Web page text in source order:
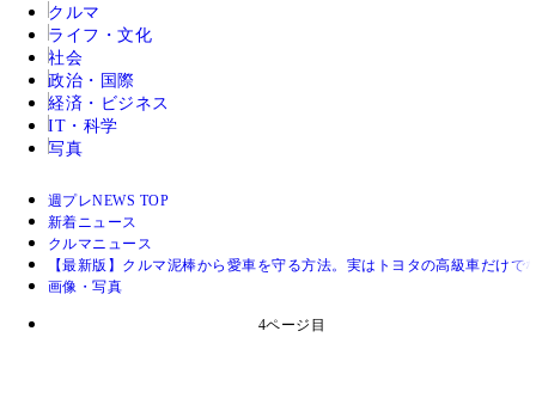
クルマ
ライフ・文化
社会
政治・国際
経済・ビジネス
IT・科学
写真
週プレNEWS TOP
新着ニュース
クルマニュース
【最新版】クルマ泥棒から愛車を守る方法。実はトヨタの高級車だけで
画像・写真
4ページ目